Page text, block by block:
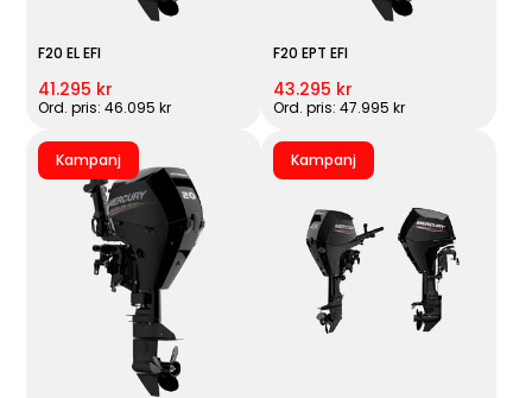
F20 EL EFI
41.295 kr
Ord. pris: 46.095 kr
F20 EPT EFI
43.295 kr
Ord. pris: 47.995 kr
Kampanj Kampanj